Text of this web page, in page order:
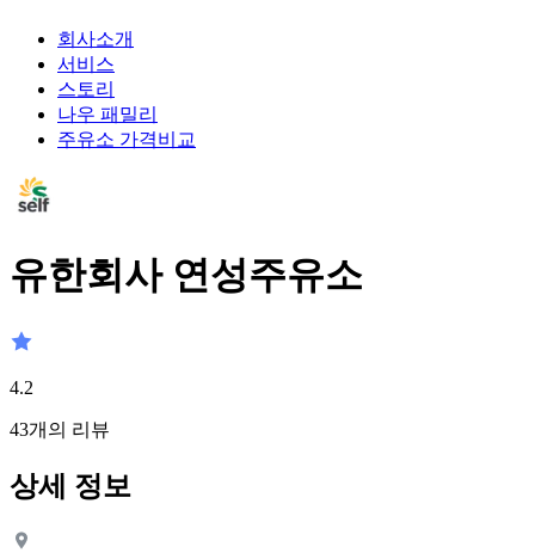
회사소개
서비스
스토리
나우 패밀리
주유소 가격비교
유한회사 연성주유소
4.2
43개의 리뷰
상세 정보